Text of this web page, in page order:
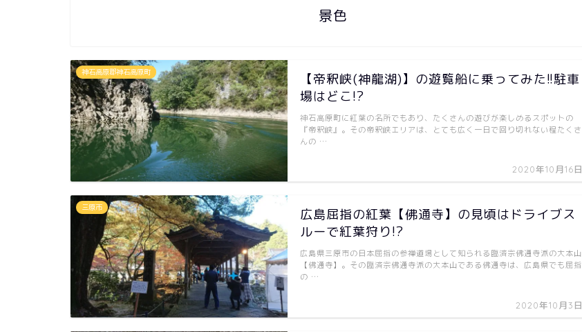
景色
神石高原郡神石高原町
【帝釈峡(神龍湖)】の遊覧船に乗ってみた!!駐車
場はどこ!?
2020年10月16日
神石高原町に紅葉の名所でもあり、たくさんの遊びが楽しめるスポットの
『帝釈峡』。その帝釈峡エリアは、とても広く一日で回り切れない程たくさ
んの …
三原市
広島屈指の紅葉【佛通寺】の見頃はドライブス
ルーで紅葉狩り!?
2020年10月3日
広島県三原市の日本屈指の参禅道場として知られる臨済宗佛通寺派の大本山
【佛通寺】。その臨済宗佛通寺派の大本山である佛通寺は、広島県でも屈指
の …